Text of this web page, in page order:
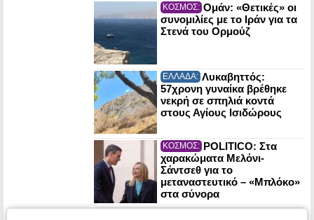
ΚΟΣΜΟΣ: Ομάν: «Θετικές» οι
συνομιλίες με το Ιράν για τα
Στενά του Ορμούζ
ΕΛΛΑΔΑ: Λυκαβηττός:
57χρονη γυναίκα βρέθηκε
νεκρή σε σπηλιά κοντά
στους Αγίους Ισιδώρους
ΚΟΣΜΟΣ: POLITICO: Στα
χαρακώματα Μελόνι-
Σάντσεθ για το
μεταναστευτικό – «Μπλόκο»
στα σύνορα